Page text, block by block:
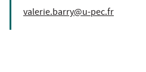
valerie.barry@u-pec.fr